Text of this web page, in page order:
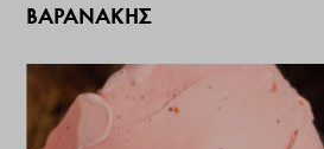
ΒΑΡΑΝΑΚΗΣ